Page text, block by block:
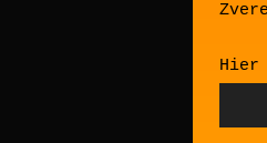
Hier